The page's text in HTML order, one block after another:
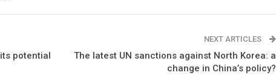
potential
NEXT ARTICLES
The latest UN sanctions against North Korea: a
change in China’s policy?